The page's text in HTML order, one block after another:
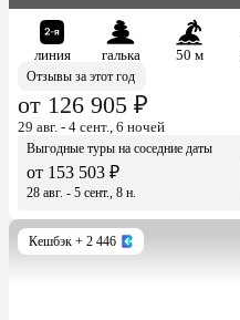
линия галька 50 м
Отзывы за этот год
от 126 905 ₽
29 авг. - 4 сент., 6 ночей
Выгодные туры на соседние даты
от 153 503 ₽
28 авг. - 5 сент., 8 н.
Кешбэк + 2 446